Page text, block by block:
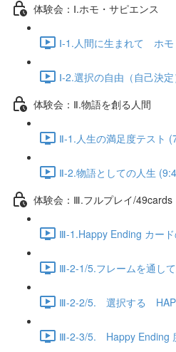
体験会：Ⅰ.ホモ・サピエンス
Ⅰ-1.人間に生まれて ホ
Ⅰ-2.選択の自由（自己決
体験会：Ⅱ.物語を創る人間
Ⅱ-1.人生の満足度テスト
Ⅱ-2.物語としての人生
体験会：Ⅲ.フルプレイ/49cards
Ⅲ-1.Happy Ending カー
Ⅲ-2-1/5.フレームを通し
Ⅲ-2-2/5. 選択する
Ⅲ-2-3/5. Happy Ending